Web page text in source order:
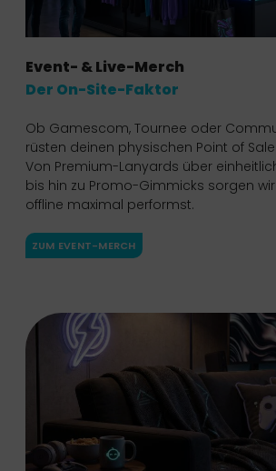
Event- & Live-Merch
Der On-Site-Faktor
Ob Gamescom, Tournee oder
rüsten deinen physischen Point of
Von Premium-Lanyards über
bis hin zu Promo-Gimmicks sorgen
offline maximal performst.
ZUM EVENT-MERCH